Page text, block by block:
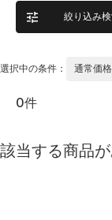
絞り込み
選択中の条件： 通常価格
0件
該当する商品が